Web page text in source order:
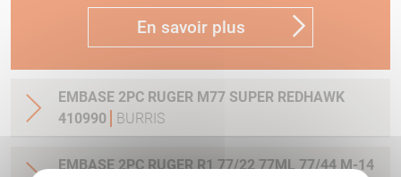
En savoir plus
EMBASE 2PC RUGER M77 SUPER REDHAWK
410990
BURRIS
EMBASE 2PC RUGER R1 77/22 77ML 77/44 M-14